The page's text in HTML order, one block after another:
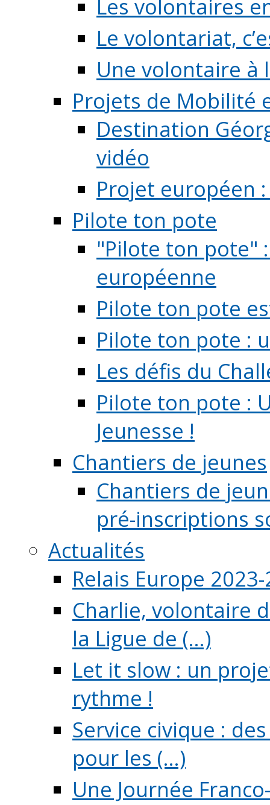
Les volontaires
Le volontariat,
Une volontaire à
Projets de Mobilité
Destination
vidéo
Projet européen
Pilote ton pote
"Pilote ton pote"
européenne
Pilote ton pote
Pilote ton pote :
Les défis du
Pilote ton pote :
Jeunesse !
Chantiers de jeunes
Chantiers de
pré-inscriptions
Actualités
Relais Europe
Charlie, volontaire
la Ligue de (...)
Let it slow : un
rythme !
Service civique :
pour les (...)
Une Journée